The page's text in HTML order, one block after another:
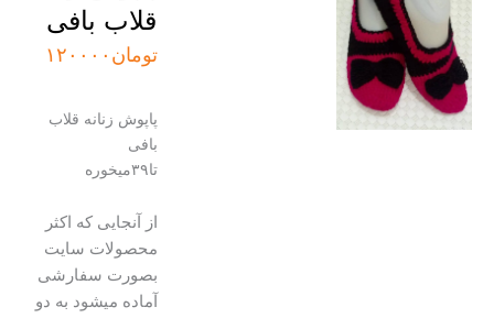
قلاب بافی
تومان۱۲۰۰۰۰
پاپوش زنانه قلاب
از آنجایی که اکثر
محصولات سایت
بصورت سفارشی
آماده میشود به دو